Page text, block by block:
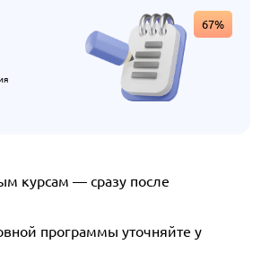
67%
курсам — сразу после
программы уточняйте у